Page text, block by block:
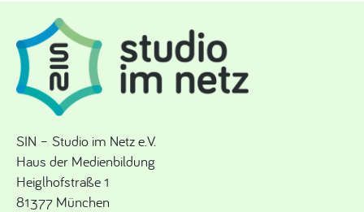
SIN – Studio im Netz e.V.
Haus der Medienbildung
Heiglhofstraße 1
81377 München